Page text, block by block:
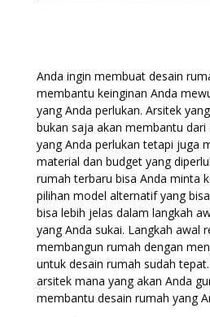
Anda ingin membuat desain
membantu keinginan Anda
yang Anda perlukan. Arsitek
bukan saja akan membantu dari
yang Anda perlukan tetapi juga
material dan budget yang
rumah terbaru bisa Anda minta
pilihan model alternatif yang
bisa lebih jelas dalam langkah
yang Anda sukai. Langkah awal
membangun rumah dengan
untuk desain rumah sudah
arsitek mana yang akan Anda
membantu desain rumah yang